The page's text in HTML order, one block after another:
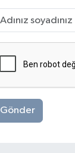
Gönder